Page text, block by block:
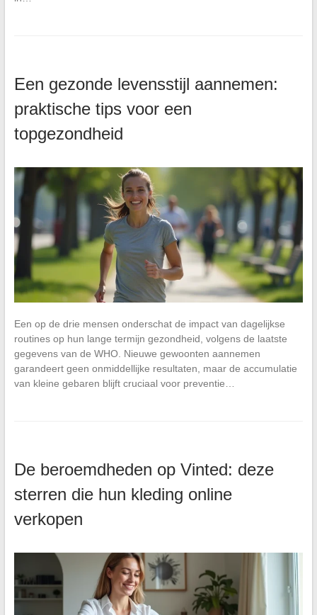
Een gezonde levensstijl aannemen:
praktische tips voor een
topgezondheid
Een op de drie mensen onderschat de impact van dagelijkse
routines op hun lange termijn gezondheid, volgens de laatste
gegevens van de WHO. Nieuwe gewoonten aannemen
garandeert geen onmiddellijke resultaten, maar de accumulatie
van kleine gebaren blijft cruciaal voor preventie…
De beroemdheden op Vinted: deze
sterren die hun kleding online
verkopen